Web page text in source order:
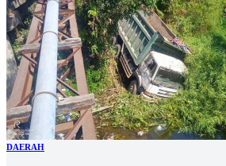
DAERAH